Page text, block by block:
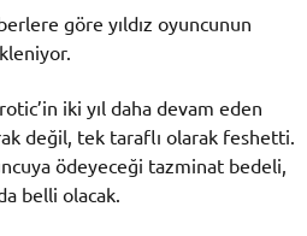
göre yıldız oyuncunun
iki yıl daha devam eden
değil, tek taraflı olarak feshetti.
ödeyeceği tazminat bedeli,
belli olacak.